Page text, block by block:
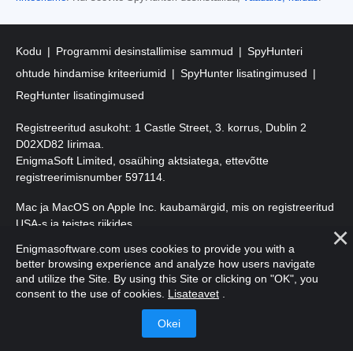
Kodu Programmi desinstallimise sammud
SpyHunteri
ohtude hindamise kriteeriumid
SpyHunter lisatingimused
RegHunter lisatingimused
Registreeritud asukoht: 1 Castle Street, 3. korrus, Dublin 2
D02XD82 Iirimaa.
EnigmaSoft Limited, osaühing aktsiatega, ettevõtte
registreerimisnumber 597114.
Mac ja MacOS on Apple Inc. kaubamärgid, mis on registreeritud
USA-s ja teistes riikides.
Autoriõigus 2016-2026. EnigmaSoft Ltd. Kõik õigused kaitstud.
Enigmasoftware.com uses cookies to provide you with a
better browsing experience and analyze how users navigate
and utilize the Site. By using this Site or clicking on "OK", you
consent to the use of cookies. Lisateavet